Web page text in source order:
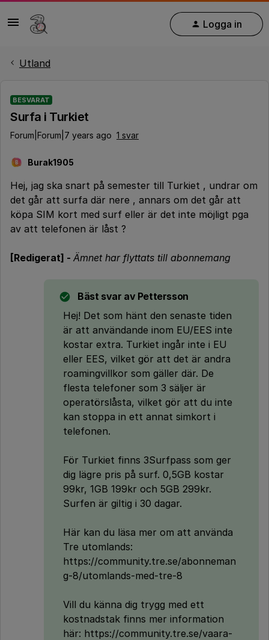
Logga in
Utland
BESVARAT
Surfa i Turkiet
Forum|Forum|7 years ago 1 svar
B Burak1905
Hej, jag ska snart på semester till Turkiet , undrar om
det går att surfa där nere , annars om det går att
köpa SIM kort med surf eller är det inte möjligt pga
av att telefonen är låst ?
[Redigerat] - Ämnet har flyttats till abonnemang
Bäst svar av Pettersson
Hej! Det som hänt den senaste tiden
är att användande inom EU/EES inte
kostar extra. Turkiet ingår inte i EU
eller EES, vilket gör att det är andra
roamingvillkor som gäller där. De
flesta telefoner som 3 säljer är
operatörslåsta, vilket gör att du inte
kan stoppa in ett annat simkort i
telefonen.
För Turkiet finns 3Surfpass som ger
dig lägre pris på surf. 0,5GB kostar
99kr, 1GB 199kr och 5GB 299kr.
Surfen är giltig i 30 dagar.
Här kan du läsa mer om att använda
Tre utomlands:
https://community.tre.se/abonneman
g-8/utomlands-med-tre-8
Vill du känna dig trygg med ett
kostnadstak finns mer information
här: https://community.tre.se/vaara-